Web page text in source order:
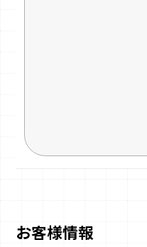
お客様情報